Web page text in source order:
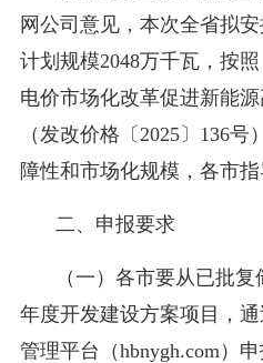
网公司意见，本次全省拟
计划规模2048万千瓦，按
电价市场化改革促进新能源
（发改价格〔2025〕136
障性和市场化规模，各市指
二、申报要求
（一）各市要从已批
年度开发建设方案项目，
管理平台（hbnygh.com）申